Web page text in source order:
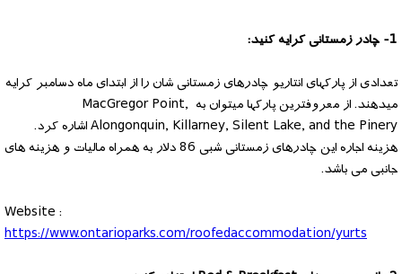
1- چادر زمستانی کرایه کنید:
تعدادی از پارکهای انتاریو چادرهای زمستانی شان را از ابتدای ماه دسامبر کرایه
میدهند. از معروفترین پارکها میتوان به MacGregor Point,
Alongonquin, Killarney, Silent Lake, and the Pinery اشاره کرد.
هزینه اجاره این چادرهای زمستانی شبی 86 دلار به همراه مالیات و هزینه های
جانبی می باشد.
Website :
https://www.ontarioparks.com/roofedaccommodation/yurts